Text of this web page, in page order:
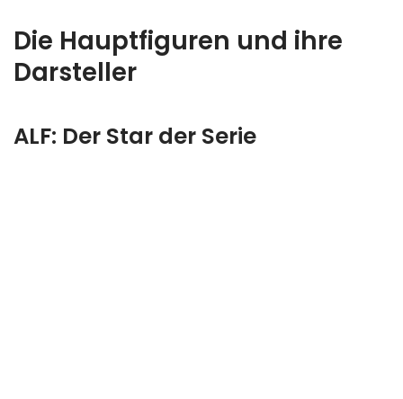
Die Hauptfiguren und ihre
Darsteller
ALF: Der Star der Serie